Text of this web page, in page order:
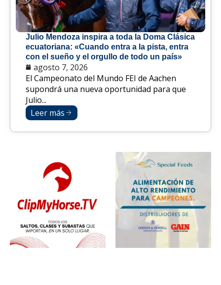
Julio Mendoza inspira a toda la Doma Clásica
ecuatoriana: «Cuando entra a la pista, entra
con el sueño y el orgullo de todo un país»
agosto 7, 2026
El Campeonato del Mundo FEI de Aachen
supondrá una nueva oportunidad para que
Julio...
Leer más